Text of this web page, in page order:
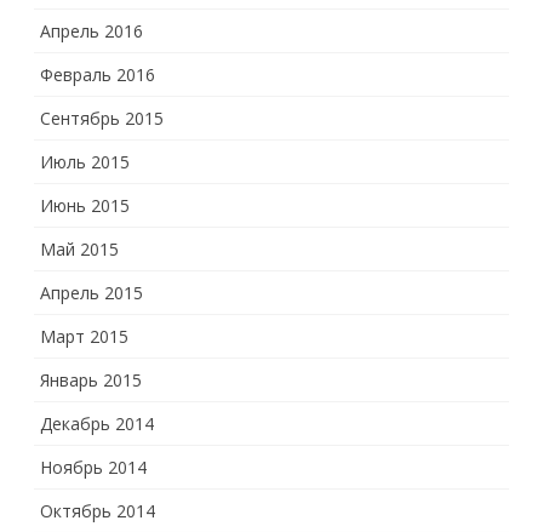
Апрель 2016
Февраль 2016
Сентябрь 2015
Июль 2015
Июнь 2015
Май 2015
Апрель 2015
Март 2015
Январь 2015
Декабрь 2014
Ноябрь 2014
Октябрь 2014